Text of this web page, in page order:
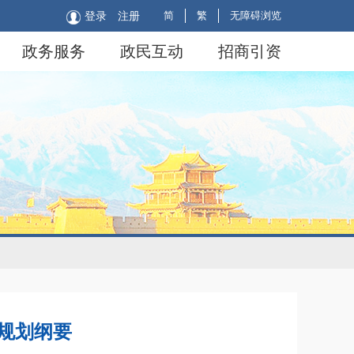
简 繁 无障碍浏览
登录 注册
政务服务 政民互动 招商引资
划纲要